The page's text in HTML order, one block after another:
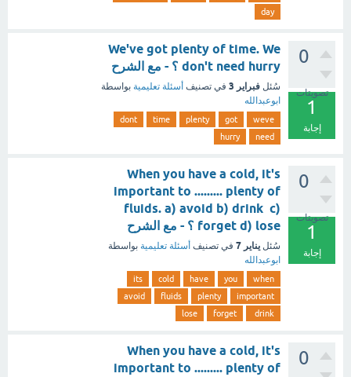
day
0
تصويتات
1
إجابة
We've got plenty of time. We
don't need hurry ؟ - مع الشرح
سُئل فبراير 3 في تصنيف أسئلة تعليمية بواسطة
ابوعبدالله
weve
got
plenty
time
dont
need
hurry
0
تصويتات
1
إجابة
When you have a cold, it's
important to ......... plenty of
fluids. a) avoid b) drink c)
forget d) lose ؟ - مع الشرح
سُئل يناير 7 في تصنيف أسئلة تعليمية بواسطة
ابوعبدالله
when
you
have
cold
its
important
plenty
fluids
avoid
drink
forget
lose
0
When you have a cold, it's
important to ......... plenty of